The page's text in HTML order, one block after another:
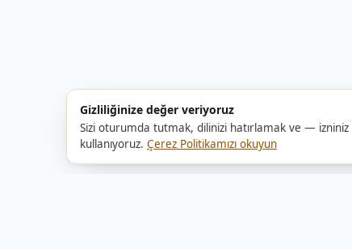
Gizliliğinize değer veriyoruz
Sizi oturumda tutmak, dilinizi hatırlamak ve — izniniz
kullanıyoruz. Çerez Politikamızı okuyun